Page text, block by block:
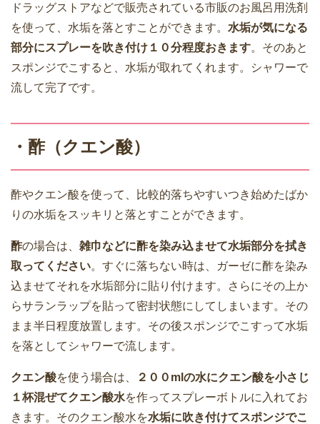
ドラッグストアなどで販売されている市販のお風呂用洗剤
を使って、水垢を落とすことができます。 水垢が気になる
部分にスプレーを吹き付け１０分程度おきます。そのあと
スポンジでこすると、水垢が取れてくれます。シャワーで
流して完了です。
・酢（クエン酸）
酢やクエン酸を使って、比較的落ちやすいつき始めたばか
りの水垢をスッキリと落とすことができます。
酢の場合は、 雑巾などに酢を染み込ませて水垢部分を拭き
取ってください。すぐに落ちない時は、ガーゼに酢を染み
込ませてそれを水垢部分に貼り付けます。さらにその上か
らサランラップを貼って密封状態にしてしまいます。その
まま半日程度放置します。その後スポンジでこすって水垢
を落としてシャワーで流します。
クエン酸を使う場合は、
２００mlの水にクエン酸を小さじ
１杯混ぜてクエン酸水を作ってスプレーボトルに入れてお
きます。そのクエン酸水を水垢に吹き付けてスポンジでこ